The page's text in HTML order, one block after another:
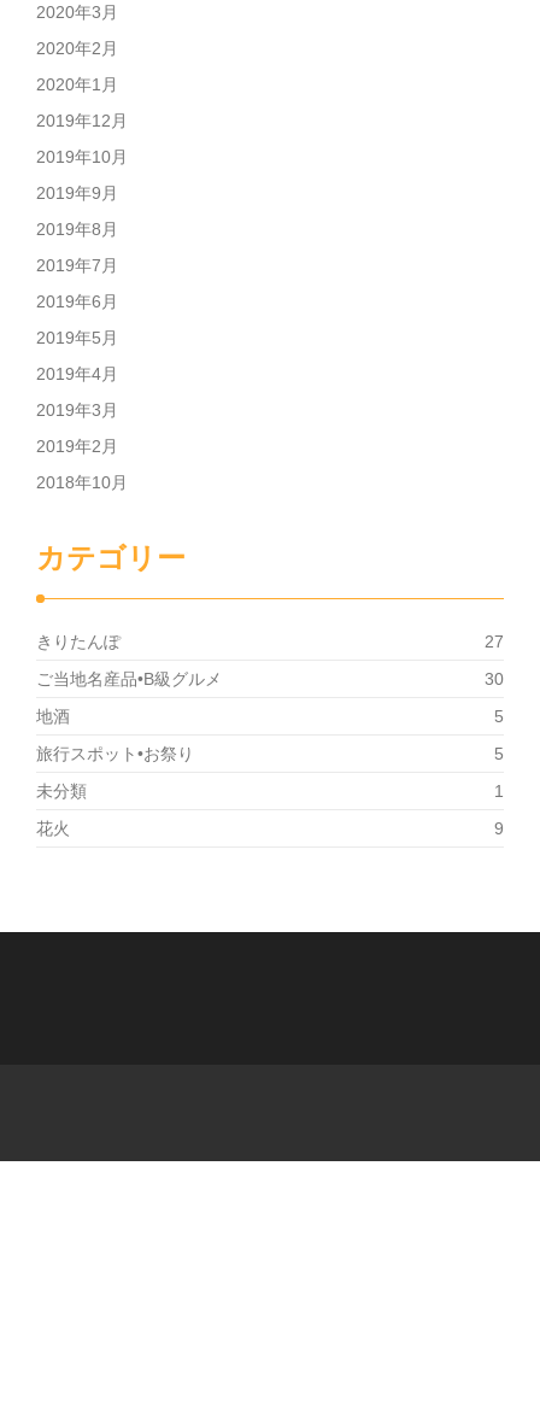
2020年3月
2020年2月
2020年1月
2019年12月
2019年10月
2019年9月
2019年8月
2019年7月
2019年6月
2019年5月
2019年4月
2019年3月
2019年2月
2018年10月
カテゴリー
きりたんぽ
27
ご当地名産品•B級グルメ
30
地酒
5
旅行スポット•お祭り
5
未分類
1
花火
9